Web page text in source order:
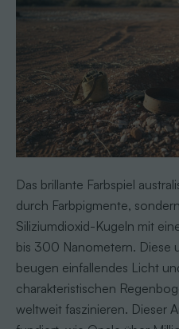
Das brillante Farbspiel
durch Farbpigmente,
Siliziumdioxid-Kugeln mit
bis 300 Nanometern. Diese
beugen einfallendes Licht
charakteristischen
weltweit faszinieren. Dieser